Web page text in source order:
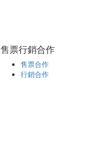
售票行銷合作
售票合作
行銷合作